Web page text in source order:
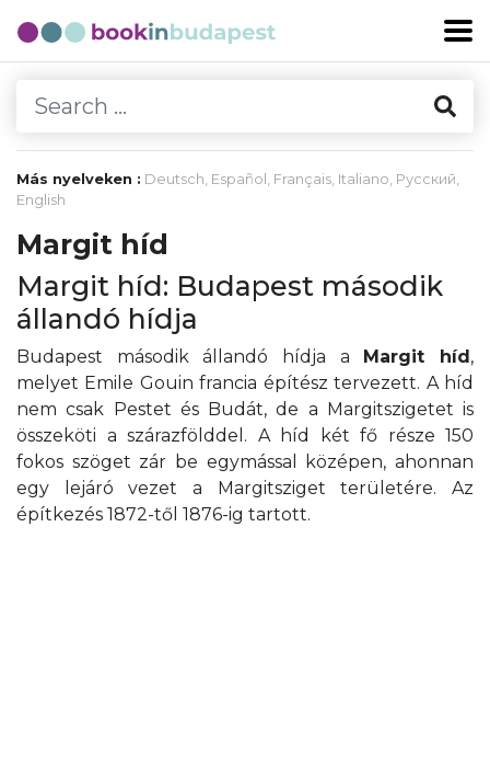
Más nyelveken : Deutsch, Español , Français, Italiano, Русский,
English
Margit híd
Margit híd: Budapest második
állandó hídja
Budapest második állandó hídja a Margit híd,
melyet Emile Gouin francia építész tervezett. A híd
nem csak Pestet és Budát, de a Margitszigetet is
összeköti a szárazfölddel. A híd két fő része 150
fokos szöget zár be egymással középen, ahonnan
egy lejáró vezet a Margitsziget területére. Az
építkezés 1872-től 1876-ig tartott.